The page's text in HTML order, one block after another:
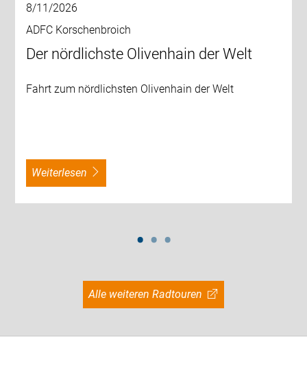
8/11/2026
ADFC Korschenbroich
Der nördlichste Olivenhain der Welt
Fahrt zum nördlichsten Olivenhain der Welt
weiterlesen
Alle weiteren Radtouren